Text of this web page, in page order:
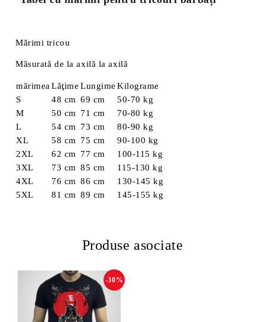
Mărimi tricou
Măsurată de la axilă la axilă
mărimea Lăţime Lungime Kilograme
S
48 cm 69 cm
50-70 kg
M
50 cm 71 cm
70-80 kg
L
54 cm 73 cm
80-90 kg
XL
58 cm 75 cm
90-100 kg
2XL
62 cm 77 cm
100-115 kg
3XL
73 cm 85 cm
115-130 kg
4XL
76 cm 86 cm
130-145 kg
5XL
81 cm 89 cm 145-155 kg
Produse asociate
-30%